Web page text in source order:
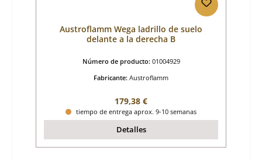
Austroflamm Wega ladrillo de suelo
delante a la derecha B
Número de producto: 01004929
Fabricante: Austroflamm
Precio normal:
179,38 €
tiempo de entrega aprox. 9-10 semanas
Detalles